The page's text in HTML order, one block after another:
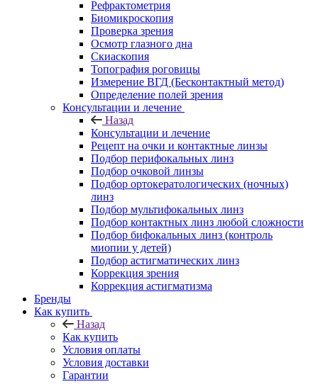
Рефрактометрия
Биомикроскопия
Проверка зрения
Осмотр глазного дна
Скиаскопия
Топография роговицы
Измерение ВГД (Бесконтактный метод)
Определение полей зрения
Консультации и лечение
Назад
Консультации и лечение
Рецепт на очки и контактные линзы
Подбор перифокальных линз
Подбор очковой линзы
Подбор ортокератологических (ночных)
линз
Подбор мультифокальных линз
Подбор контактных линз любой сложности
Подбор бифокальных линз (контроль
миопии у детей)
Подбор астигматических линз
Коррекция зрения
Коррекция астигматизма
Бренды
Как купить
Назад
Как купить
Условия оплаты
Условия доставки
Гарантии